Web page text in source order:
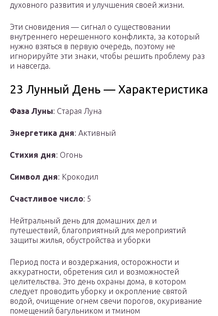
духовного развития и улучшения своей жизни.
Эти сновидения — сигнал о существовании
внутреннего нерешенного конфликта, за который
нужно взяться в первую очередь, поэтому не
игнорируйте эти знаки, чтобы решить проблему раз
и навсегда.
23 Лунный День — Характеристика
Фаза Луны: Старая Луна
Энергетика дня: Активный
Стихия дня: Огонь
Символ дня: Крокодил
Счастливое число: 5
Нейтральный день для домашних дел и
путешествий, благоприятный для мероприятий
защиты жилья, обустройства и уборки
Период поста и воздержания, осторожности и
аккуратности, обретения сил и возможностей
целительства. Это день охраны дома, в котором
следует проводить уборку и окропление святой
водой, очищение огнем свечи порогов, окуривание
помещений багульником и тмином